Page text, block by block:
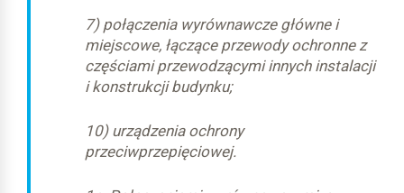
7) połączenia wyrównawcze główne i
miejscowe, łączące przewody ochronne z
częściami przewodzącymi innych instalacji
i konstrukcji budynku;
10) urządzenia ochrony
przeciwprzepięciowej.